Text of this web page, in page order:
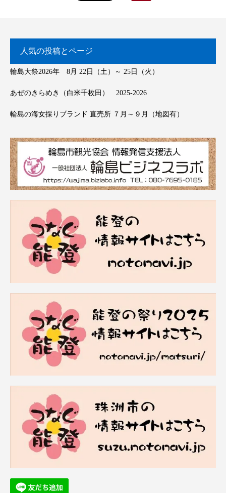
人気の投稿とページ
輪島大祭2026年 8月 22日（土）～ 25日（火）
あぜのきらめき（白米千枚田） 2025-2026
輪島の海女採りブランド 直売所 ７月～９月（地図有）